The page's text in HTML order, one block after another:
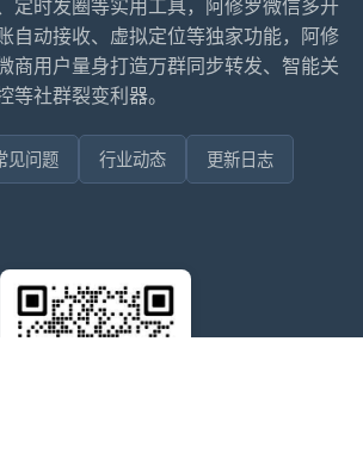
定时发圈等实用工具，阿修罗微信多开
自动接收、虚拟定位等独家功能，阿修
商用户量身打造万群同步转发、智能关
等社群裂变利器。
见问题 行业动态 更新日志